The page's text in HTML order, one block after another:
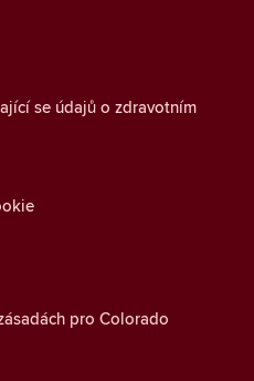
se údajů o zdravotním
pro Colorado